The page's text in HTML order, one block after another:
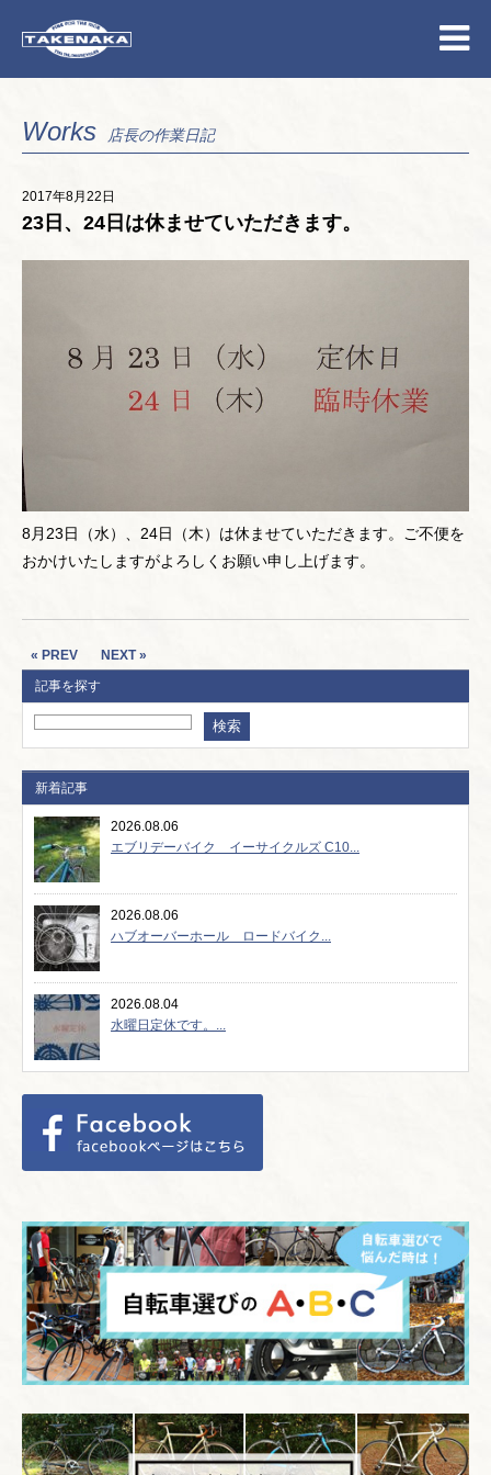
Works 店長の作業日記
2017年8月22日
23日、24日は休ませていただきます。
8月23日（水）、24日（木）は休ませていただきます。ご不便を
おかけいたしますがよろしくお願い申し上げます。
« PREV
NEXT »
記事を探す
新着記事
2026.08.06
エブリデーバイク イーサイクルズ C10...
2026.08.06
ハブオーバーホール ロードバイク...
2026.08.04
水曜日定休です。...